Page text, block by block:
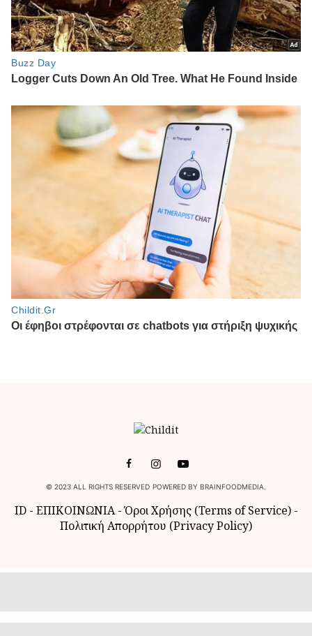
© 2023 ALL RIGHTS RESERVED POWERED BY BRAINFOODMEDIA.
ID- ΕΠΙΚΟΙΝΩΝΙΑ-Όροι Χρήσης (Terms of Service)-
Πολιτική Απορρήτου (Privacy Policy)